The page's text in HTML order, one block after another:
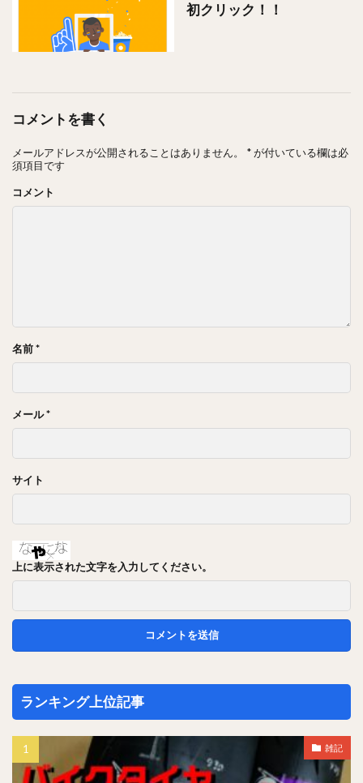
初クリック！！
コメントを書く
メールアドレスが公開されることはありません。 *が付いている欄は必
須項目です
コメント
名前*
メール*
サイト
上に表示された文字を入力してください。
ランキング上位記事
雑記